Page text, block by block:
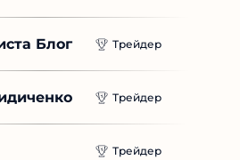
Блог Трейдер
Трейдер
Трейдер